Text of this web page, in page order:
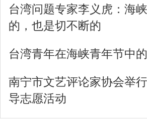
台湾问题专家李义虎：海
的，也是切不断的
台湾青年在海峡青年节中
南宁市文艺评论家协会举
导志愿活动